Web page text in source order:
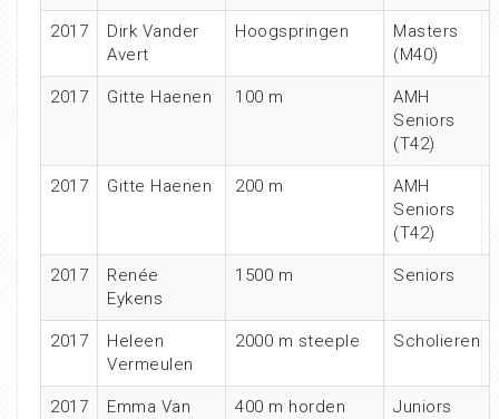
2017
Dirk Vander
Avert
Hoogspringen
Masters
(M40)
2017 Gitte Haenen 100 m
AMH
Seniors
(T42)
2017 Gitte Haenen 200 m
AMH
Seniors
(T42)
2017
Renée
Eykens
1500 m Seniors
2017
Heleen
Vermeulen
2000 m steeple Scholieren
2017
Emma Van
400 m horden Juniors